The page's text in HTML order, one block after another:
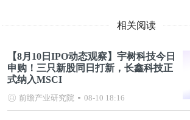
相关阅读
【8月10日IPO动态观察】宇树科技今日
申购！三只新股同日打新，长鑫科技正
式纳入MSCI
前瞻产业研究院 08-10 18:16